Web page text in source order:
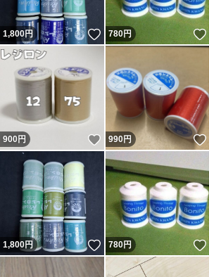
1,800円 いいね！
780円
900円 いいね！
990円
1,800円 いいね！
780円